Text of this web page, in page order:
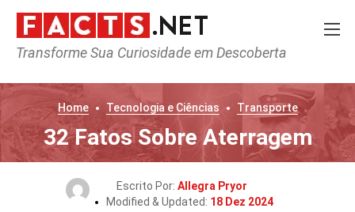
Transforme Sua Curiosidade em Descoberta
Home Tecnologia e Ciências Transporte
32 Fatos Sobre Aterragem
Escrito Por: Allegra Pryor
Modified & Updated: 18 Dez 2024